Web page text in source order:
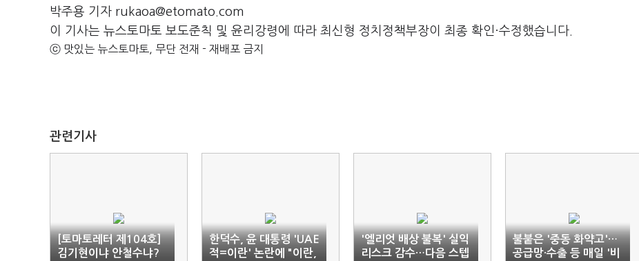
박주용 기자 rukaoa@etomato.com
이 기사는 뉴스토마토 보도준칙 및 윤리강령에 따라 최신형 정치정책부장이 최종 확인·수정했습니다.
ⓒ 맛있는 뉴스토마토, 무단 전재 - 재배포 금지
관련기사
[토마토레터 제104호]
김기현이냐 안철수냐?
한덕수, 윤 대통령 'UAE
적=이란' 논란에 "이란,
'엘리엇 배상 불복' 실익
리스크 감수…다음 스텝
불붙은 '중동 화약고'…
공급망·수출 등 매일 '비